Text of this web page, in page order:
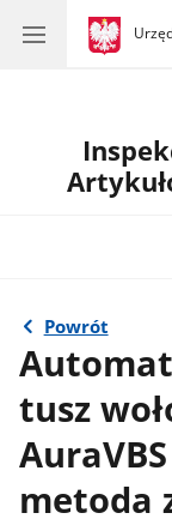
gov.pl
Powrót
tusz
metoda